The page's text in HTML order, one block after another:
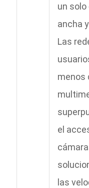
un solo
ancha
Las
menos
el
las